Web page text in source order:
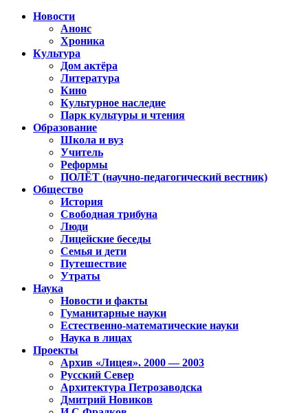
Новости
Анонс
Хроника
Культура
Дом актёра
Литература
Кино
Культурное наследие
Парк культуры и чтения
Образование
Школа и вуз
Учитель
Реформы
ПОЛЁТ (научно-педагогический вестник)
Общество
История
Свободная трибуна
Люди
Лицейские беседы
Семья и дети
Путешествие
Утраты
Наука
Новости и факты
Гуманитарные науки
Естественно-математические науки
Наука в лицах
Проекты
Архив «Лицея». 2000 — 2003
Русский Север
Архитектура Петрозаводска
Дмитрий Новиков